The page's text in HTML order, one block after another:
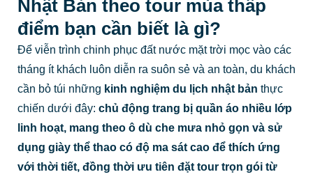
Nhật Bản theo tour mùa thấp
điểm bạn cần biết là gì?
Để viễn trình chinh phục đất nước mặt trời mọc vào các
tháng ít khách luôn diễn ra suôn sẻ và an toàn, du khách
cần bỏ túi những kinh nghiệm du lịch nhật bản thực
chiến dưới đây: chủ động trang bị quần áo nhiều lớp
linh hoạt, mang theo ô dù che mưa nhỏ gọn và sử
dụng giày thể thao có độ ma sát cao để thích ứng
với thời tiết, đồng thời ưu tiên đặt tour trọn gói từ